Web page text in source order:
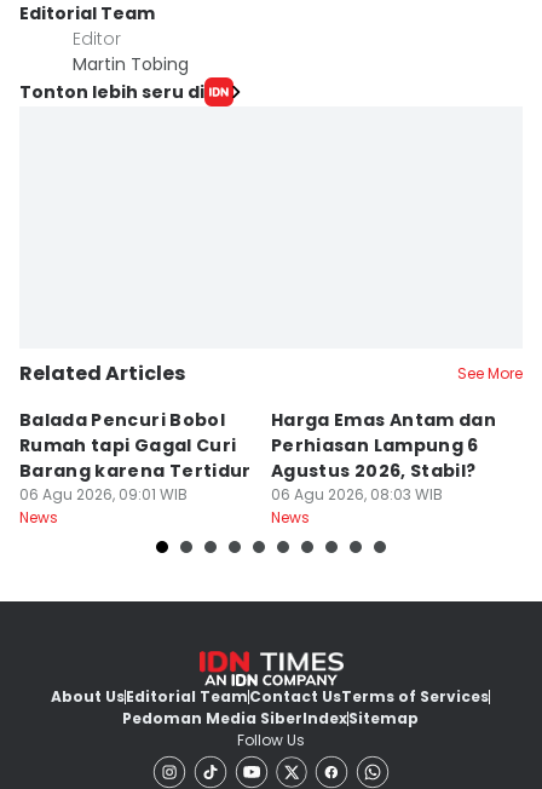
Editorial Team
Editor
Martin Tobing
Tonton lebih seru di
Related Articles See More
Balada Pencuri Bobol
Rumah tapi Gagal Curi
Barang karena Tertidur
06 Agu 2026, 09:01 WIB
News
Harga Emas Antam dan
Perhiasan Lampung 6
Agustus 2026, Stabil?
06 Agu 2026, 08:03 WIB
News
About UsEditorial TeamContact UsTerms of Services
Pedoman Media SiberIndexSitemap
Follow Us